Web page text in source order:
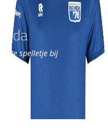
spelletje bij